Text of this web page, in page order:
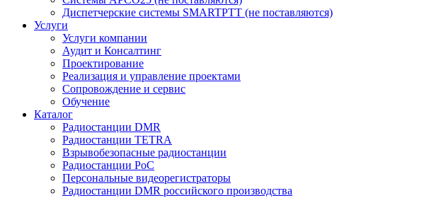
Диспетчерские системы SMARTPTT (не поставляются)
Услуги
Услуги компании
Аудит и Консалтинг
Проектирование
Реализация и управление проектами
Сопровождение и сервис
Обучение
Каталог
Радиостанции DMR
Радиостанции TETRA
Взрывобезопасные радиостанции
Радиостанции PoC
Персональные видеорегистраторы
Радиостанции DMR российского производства